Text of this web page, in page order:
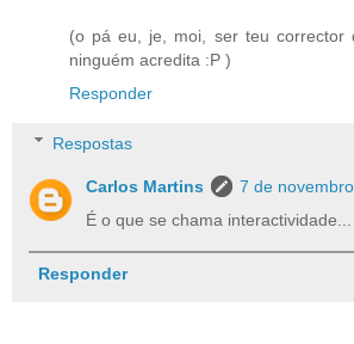
(o pá eu, je, moi, ser teu corrector
ninguém acredita :P )
Responder
Respostas
Carlos Martins
7 de
É o que se chama interactividade...
Responder